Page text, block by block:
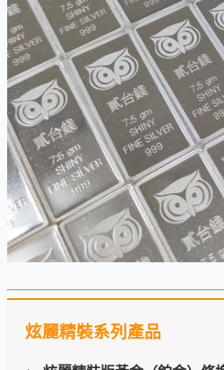
炫麗精裝系列產品